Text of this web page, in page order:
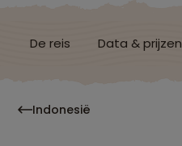
De reis Data & prijzen
Indonesië